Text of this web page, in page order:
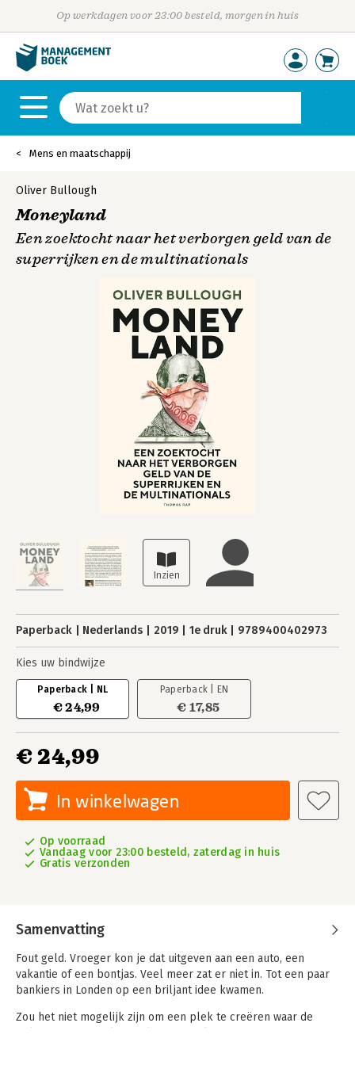
Op werkdagen voor 23:00 besteld, morgen in huis
Mens en maatschappij
Oliver Bullough
Moneyland
Een zoektocht naar het verborgen geld van de
superrijken en de multinationals
Paperback Nederlands 2019 1e druk 9789400402973
Kies uw bindwijze
Paperback | NL
€ 24,99
Paperback | EN
€ 17,85
€ 24,99
In winkelwagen
Op voorraad
Vandaag voor 23:00 besteld, zaterdag in huis
Gratis verzonden
Samenvatting
Fout geld. Vroeger kon je dat uitgeven aan een auto, een
vakantie of een bontjas. Veel meer zat er niet in. Tot een paar
bankiers in Londen op een briljant idee kwamen.
Zou het niet mogelijk zijn om een plek te creëren waar de